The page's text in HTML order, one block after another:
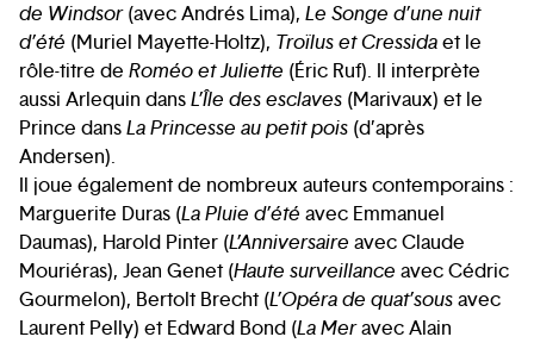
de Windsor(avec Andrés Lima), Le Songe d’une nuit
d’été (Muriel Mayette-Holtz), Troïlus et Cressidaet le
rôle-titre de Roméo et Juliette (Éric Ruf). Il interprète
aussi Arlequin dansL’Île des esclaves (Marivaux) et le
Prince dansLa Princesse au petit pois (d’après
Andersen).
Il joue également de nombreux auteurs contemporains :
Marguerite Duras (La Pluie d’été avec Emmanuel
Daumas), Harold Pinter (L’Anniversaire avec Claude
Mouriéras), Jean Genet (Haute surveillance avec Cédric
Gourmelon), Bertolt Brecht (L’Opéra de quat’sousavec
Laurent Pelly) et Edward Bond (La Meravec Alain